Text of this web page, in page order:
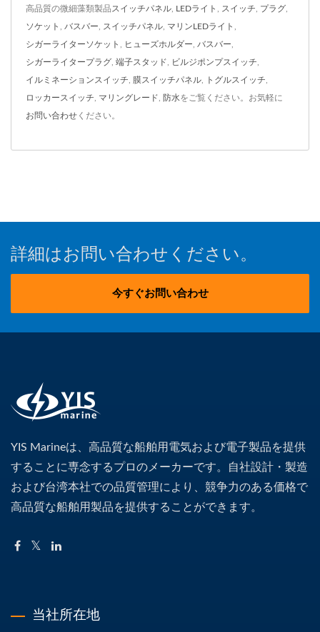
高品質の微細藻類製品 スイッチパネル LEDライト スイッチ プラグ
ソケット バスバー スイッチパネル マリンLEDライト
シガーライターソケット ヒューズホルダー バスバー
シガーライタープラグ 端子スタッド ビルジポンプスイッチ
イルミネーションスイッチ 膜スイッチパネル トグルスイッチ
ロッカースイッチ マリングレード 防水をご覧ください。お気軽に
お問い合わせ ください。
詳細はお問い合わせください。
今すぐお問い合わせ
YIS Marineは、高品質な船舶用電気および電子製品を提供
することに専念するプロのメーカーです。自社設計・製造
および台湾本社での品質管理により、競争力のある価格で
高品質な船舶用製品を提供することができます。
当社所在地